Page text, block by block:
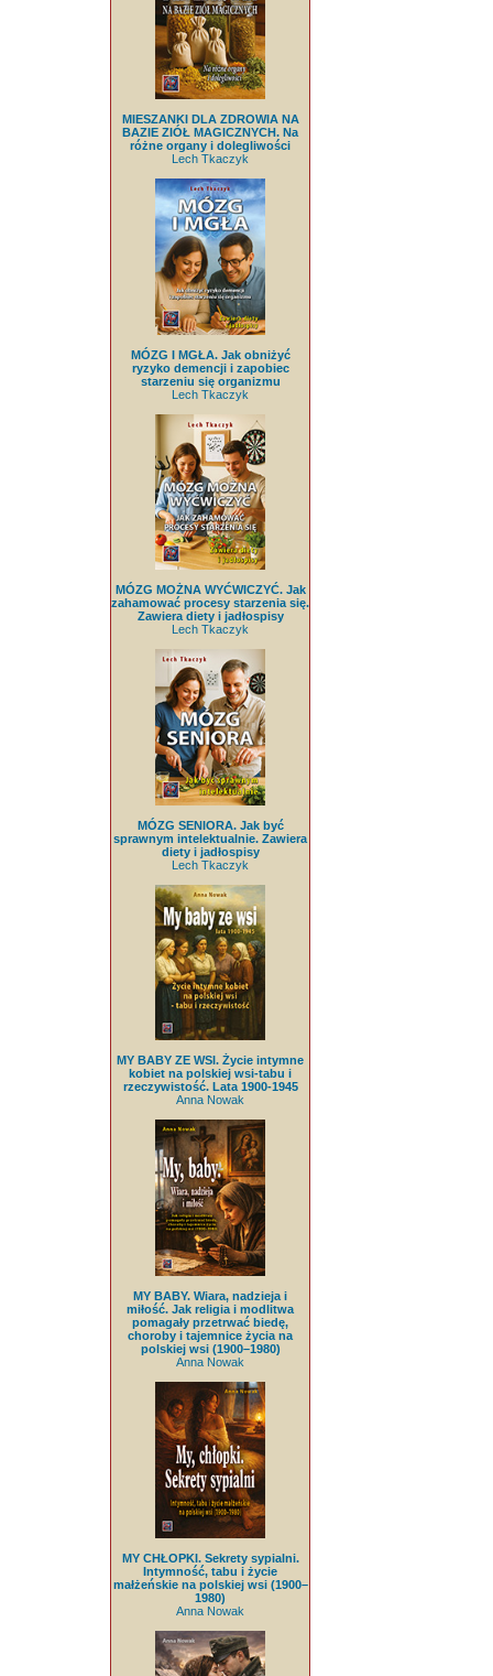
MIESZANKI DLA ZDROWIA NA
BAZIE ZIÓŁ MAGICZNYCH. Na
różne organy i dolegliwości
Lech Tkaczyk
MÓZG I MGŁA. Jak obniżyć
ryzyko demencji i zapobiec
starzeniu się organizmu
Lech Tkaczyk
MÓZG MOŻNA WYĆWICZYĆ. Jak
zahamować procesy starzenia się.
Zawiera diety i jadłospisy
Lech Tkaczyk
MÓZG SENIORA. Jak być
sprawnym intelektualnie. Zawiera
diety i jadłospisy
Lech Tkaczyk
MY BABY ZE WSI. Życie intymne
kobiet na polskiej wsi-tabu i
rzeczywistość. Lata 1900-1945
Anna Nowak
MY BABY. Wiara, nadzieja i
miłość. Jak religia i modlitwa
pomagały przetrwać biedę,
choroby i tajemnice życia na
polskiej wsi (1900–1980)
Anna Nowak
MY CHŁOPKI. Sekrety sypialni.
Intymność, tabu i życie
małżeńskie na polskiej wsi (1900–
1980)
Anna Nowak